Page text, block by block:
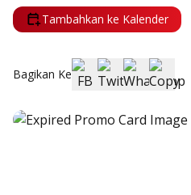
Tambahkan ke Kalender
Bagikan Ke